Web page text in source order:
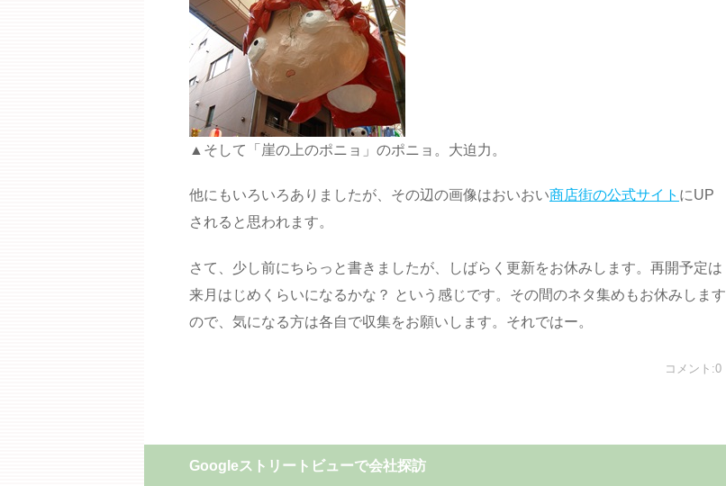
▲そして「崖の上のポニョ」のポニョ。大迫力。
他にもいろいろありましたが、その辺の画像はおいおい商店街の公式サイト にUP
されると思われます。
さて、少し前にちらっと書きましたが、しばらく更新をお休みします。再開予定は
来月はじめくらいになるかな？ という感じです。その間のネタ集めもお休みします
ので、気になる方は各自で収集をお願いします。それではー。
コメント:0
Googleストリートビューで会社探訪